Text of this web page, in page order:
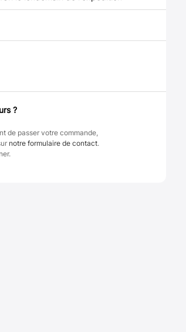
?
de passer votre commande,
notre formulaire de contact.